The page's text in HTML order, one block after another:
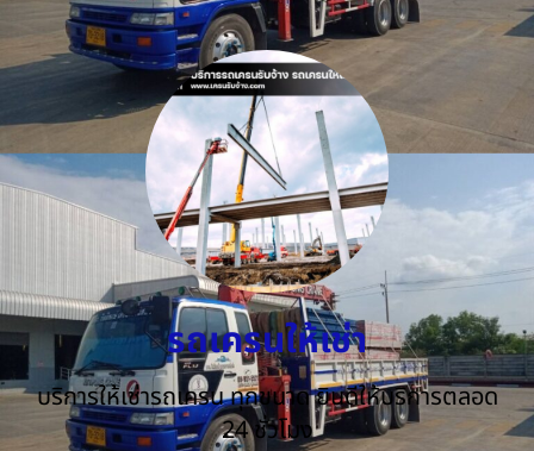
รถเครนให้เช่า
บริการให้เช่ารถเครน ทุกขนาด ยินดีให้บริการตลอด
24 ชั่วโมง